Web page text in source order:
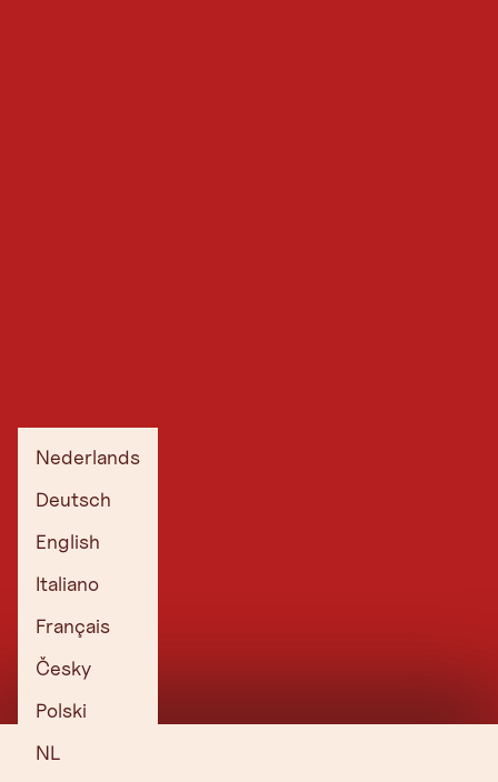
NL
Nederlands
Deutsch
English
Italiano
Français
Česky
Polski